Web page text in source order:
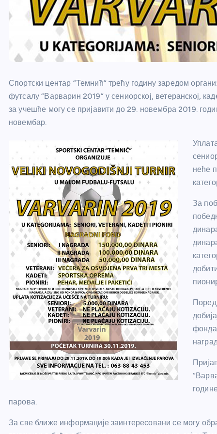
Спортски центар “Темнић” трећу годину заредом
футсалу “Варварин 2019” у сениорској, ветеранској,
за учешће могу се пријавити до 29. новембра 2019.
новембар.
неће
За
Поред
фонда
парова.
За све ближе информације заинтересовани се могу